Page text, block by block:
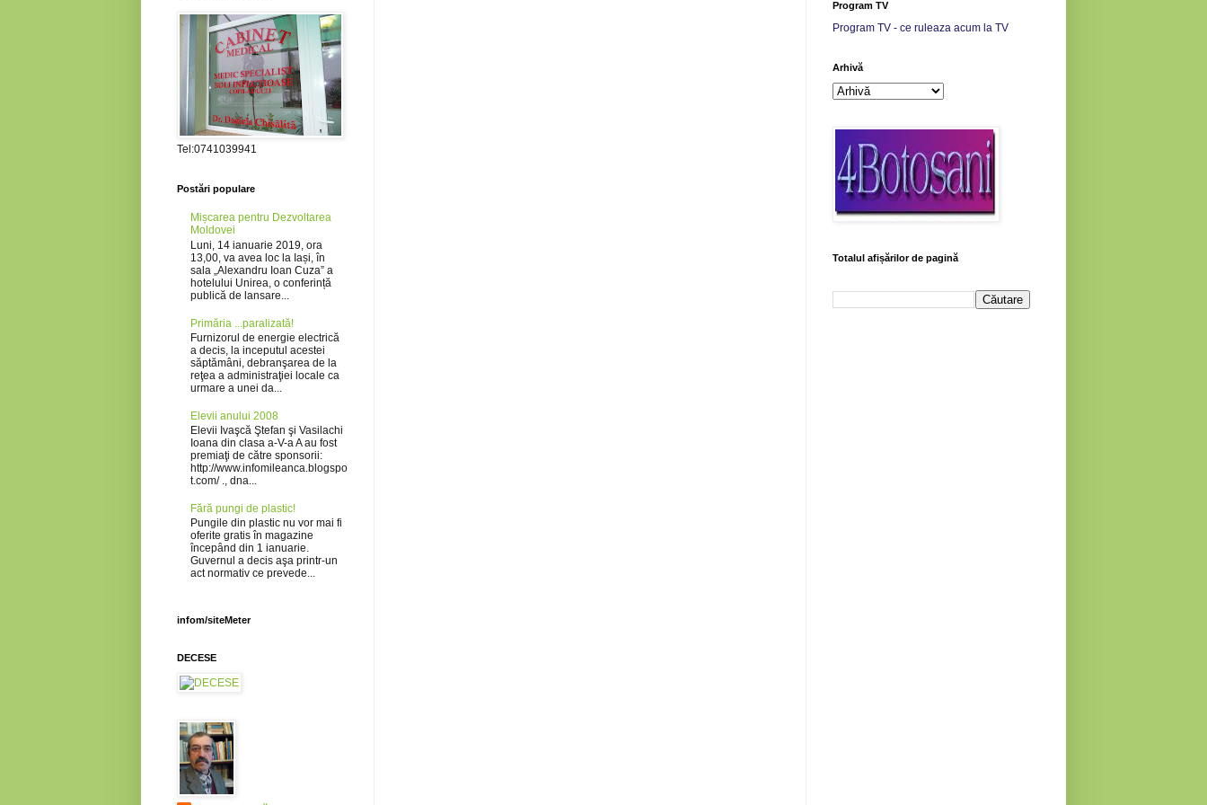
Tel:0741039941
Postări populare
Mișcarea pentru Dezvoltarea
Moldovei
Luni, 14 ianuarie 2019, ora
13,00, va avea loc la Iași, în
sala „Alexandru Ioan Cuza” a
hotelului Unirea, o conferință
publică de lansare...
Primăria ...paralizată!
Furnizorul de energie electrică
a decis, la inceputul acestei
săptămâni, debranşarea de la
reţea a administraţiei locale ca
urmare a unei da...
Elevii anului 2008
Elevii Ivaşcă Ştefan şi Vasilachi
Ioana din clasa a-V-a A au fost
premiaţi de către sponsorii:
http://www.infomileanca.blogspo
t.com/ ., dna...
Fără pungi de plastic!
Pungile din plastic nu vor mai fi
oferite gratis în magazine
începând din 1 ianuarie.
Guvernul a decis aşa printr-un
act normativ ce prevede...
infom/siteMeter
DECESE
Program TV
Program TV - ce ruleaza acum la TV
Arhivă
Totalul afișărilor de pagină